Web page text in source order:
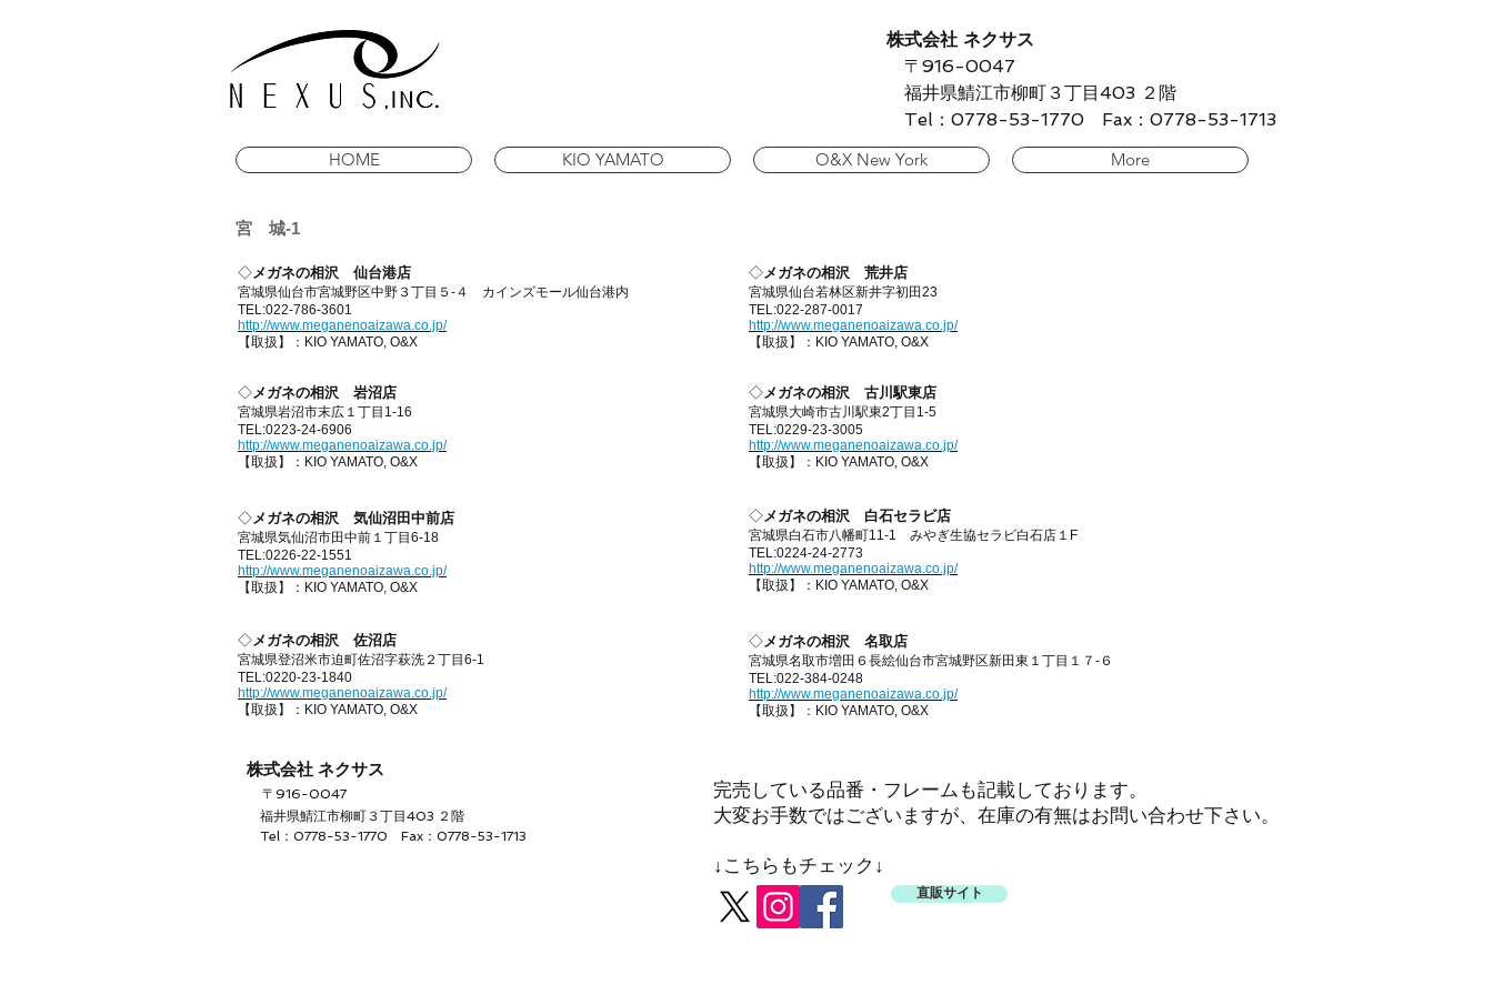
株式会社 ネクサス
〒916-0047
福井県鯖江市柳町３丁目403 ２階
Tel：0778-53-1770 Fax：0778-53-1713
HOME
KIO YAMATO O&X New York More
宮 城-1
◇メガネの相沢 仙台港店
宮城県仙台市宮城野区中野３丁目５-４ カインズモール仙台港内
TEL:022-786-3601
http://www.meganenoaizawa.co.jp/
【取扱】：KIO YAMATO, O&X
◇メガネの相沢 荒井店
宮城県仙台若林区新井字初田23
TEL:022-287-0017
http://www.meganenoaizawa.co.jp/
【取扱】：KIO YAMATO, O&X
◇メガネの相沢 岩沼店
宮城県岩沼市末広１丁目1-16
TEL:0223-24-6906
http://www.meganenoaizawa.co.jp/
【取扱】：KIO YAMATO, O&X
◇メガネの相沢 古川駅東店
宮城県大崎市古川駅東2丁目1-5
TEL:0229-23-3005
http://www.meganenoaizawa.co.jp/
【取扱】：KIO YAMATO, O&X
◇メガネの相沢 気仙沼田中前店
宮城県気仙沼市田中前１丁目6-18
TEL:0226-22-1551
http://www.meganenoaizawa.co.jp/
【取扱】：KIO YAMATO, O&X
◇メガネの相沢 白石セラビ店
宮城県白石市八幡町11-1 みやぎ生協セラビ白石店１F
TEL:0224-24-2773
http://www.meganenoaizawa.co.jp/
【取扱】：KIO YAMATO, O&X
◇メガネの相沢 佐沼店
宮城県登沼米市迫町佐沼字萩洗２丁目6-1
TEL:0220-23-1840
http://www.meganenoaizawa.co.jp/
【取扱】：KIO YAMATO, O&X
◇メガネの相沢 名取店
宮城県名取市増田６長絵仙台市宮城野区新田東１丁目１７-６
TEL:022-384-0248
http://www.meganenoaizawa.co.jp/
【取扱】：KIO YAMATO, O&X
株式会社 ネクサス
〒916-0047
福井県鯖江市柳町３丁目403 ２階
Tel：0778-53-1770 Fax：0778-53-1713
完売している品番・フレームも記載しております。
大変お手数ではございますが、 在庫の有無はお問い合わせ下さい。
↓ こちらもチェック↓
直販サイト